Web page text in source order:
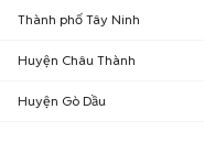
Thành phố Tây Ninh
Huyện Châu Thành
Huyện Gò Dầu